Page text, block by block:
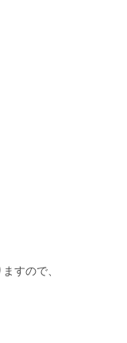
すので、